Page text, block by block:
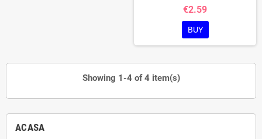
ACASA
€2.59
BUY
Showing 1-4 of 4 item(s)